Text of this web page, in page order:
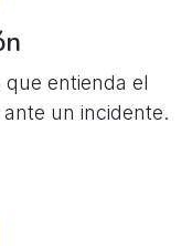
entienda el
un incidente.